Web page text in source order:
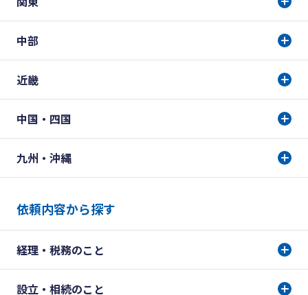
中部
近畿
中国・四国
九州・沖縄
依頼内容から探す
経理・税務のこと
設立・相続のこと